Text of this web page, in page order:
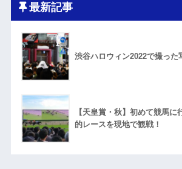
最新記事
渋谷ハロウィン2022で撮った
【天皇賞・秋】初めて競馬
的レースを現地で観戦！